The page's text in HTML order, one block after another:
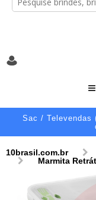
Sac / Televendas
10brasil.com.br
Marmita